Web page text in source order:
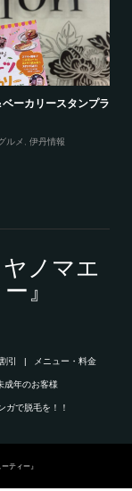
ーカリースタンプラ
ルメ 伊丹情報
ノマエ
』
引 メニュー・料金
成年のお客様
ガで脱毛を！！
ティー』